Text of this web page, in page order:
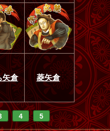
矢倉 菱矢倉
4 5